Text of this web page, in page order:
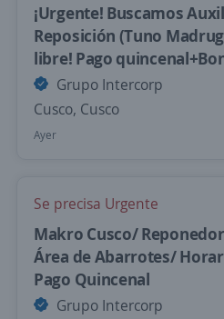
¡Urgente! Buscamos
Reposición (Tuno
libre! Pago
Grupo Intercorp
Cusco, Cusco
Ayer
Se precisa Urgente
Makro Cusco/
Área de Abarrotes/
Pago Quincenal
Grupo Intercorp